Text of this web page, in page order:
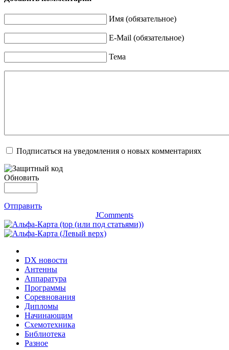
Имя (обязательное)
E-Mail (обязательное)
Тема
Подписаться на уведомления о новых комментариях
Обновить
Отправить
JComments
DX новости
Антенны
Аппаратура
Программы
Соревнования
Дипломы
Начинающим
Схемотехника
Библиотека
Разное